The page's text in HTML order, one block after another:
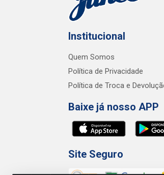
Institucional
Quem Somos
Política de Privacidade
Política de Troca e
Baixe já nosso APP
Site Seguro